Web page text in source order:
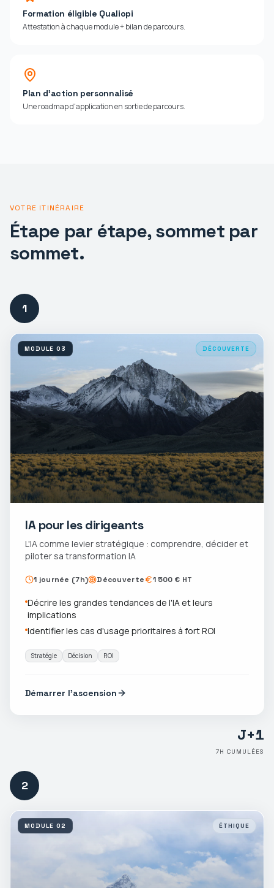
Formation éligible Qualiopi
Attestation à chaque module + bilan de parcours.
Plan d'action personnalisé
Une roadmap d'application en sortie de parcours.
VOTRE ITINÉRAIRE
Étape par étape, sommet par
sommet.
1
MODULE 03 DÉCOUVERTE
IA pour les dirigeants
L'IA comme levier stratégique : comprendre, décider et
piloter sa transformation IA
1 journée (7h) Découverte 1 500 € HT
Décrire les grandes tendances de l'IA et leurs
implications
Identifier les cas d'usage prioritaires à fort ROI
Stratégie Décision ROI
Démarrer l'ascension
J+1
7H CUMULÉES
2
MODULE 02 ÉTHIQUE